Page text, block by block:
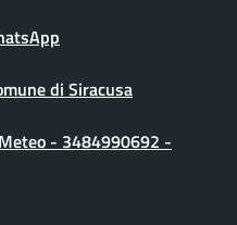
di Siracusa
- 3484990692 -